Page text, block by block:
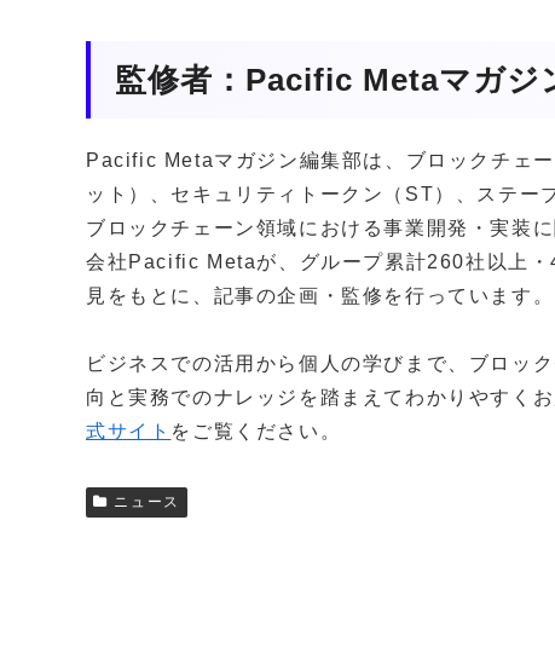
監修者：Pacific Metaマガジ
Pacific Metaマガジン編集部は、ブロックチェ
ット）、セキュリティトークン（ST）、ステ
ブロックチェーン領域における事業開発・実装
会社Pacific Metaが、グループ累計260社以上
見をもとに、記事の企画・監修を行っています。
ビジネスでの活用から個人の学びまで、ブロッ
向と実務でのナレッジを踏まえてわかりやすく
式サイト をご覧ください。
ニュース